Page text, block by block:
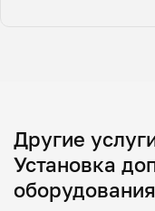
Другие
Установка
оборудования